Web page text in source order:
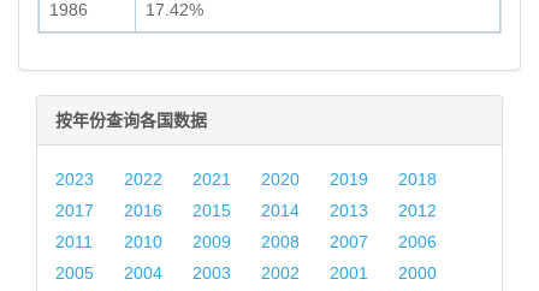
1986 17.42%
按年份查询各国数据
2023 2022 2021 2020 2019
2018
2017
2016 2015 2014 2013
2012
2011
2010 2009 2008 2007
2006
2005
2004 2003 2002 2001
2000